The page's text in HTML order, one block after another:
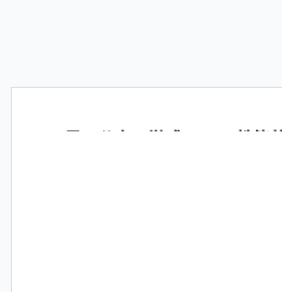
LG 显示公布了游戏 OLED 性